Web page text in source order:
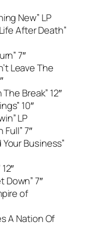
New” LP
After Death”
7″
Leave The
Break” 12″
10″
LP
Full” 7″
Business”
Down” 7″
of
A Nation Of